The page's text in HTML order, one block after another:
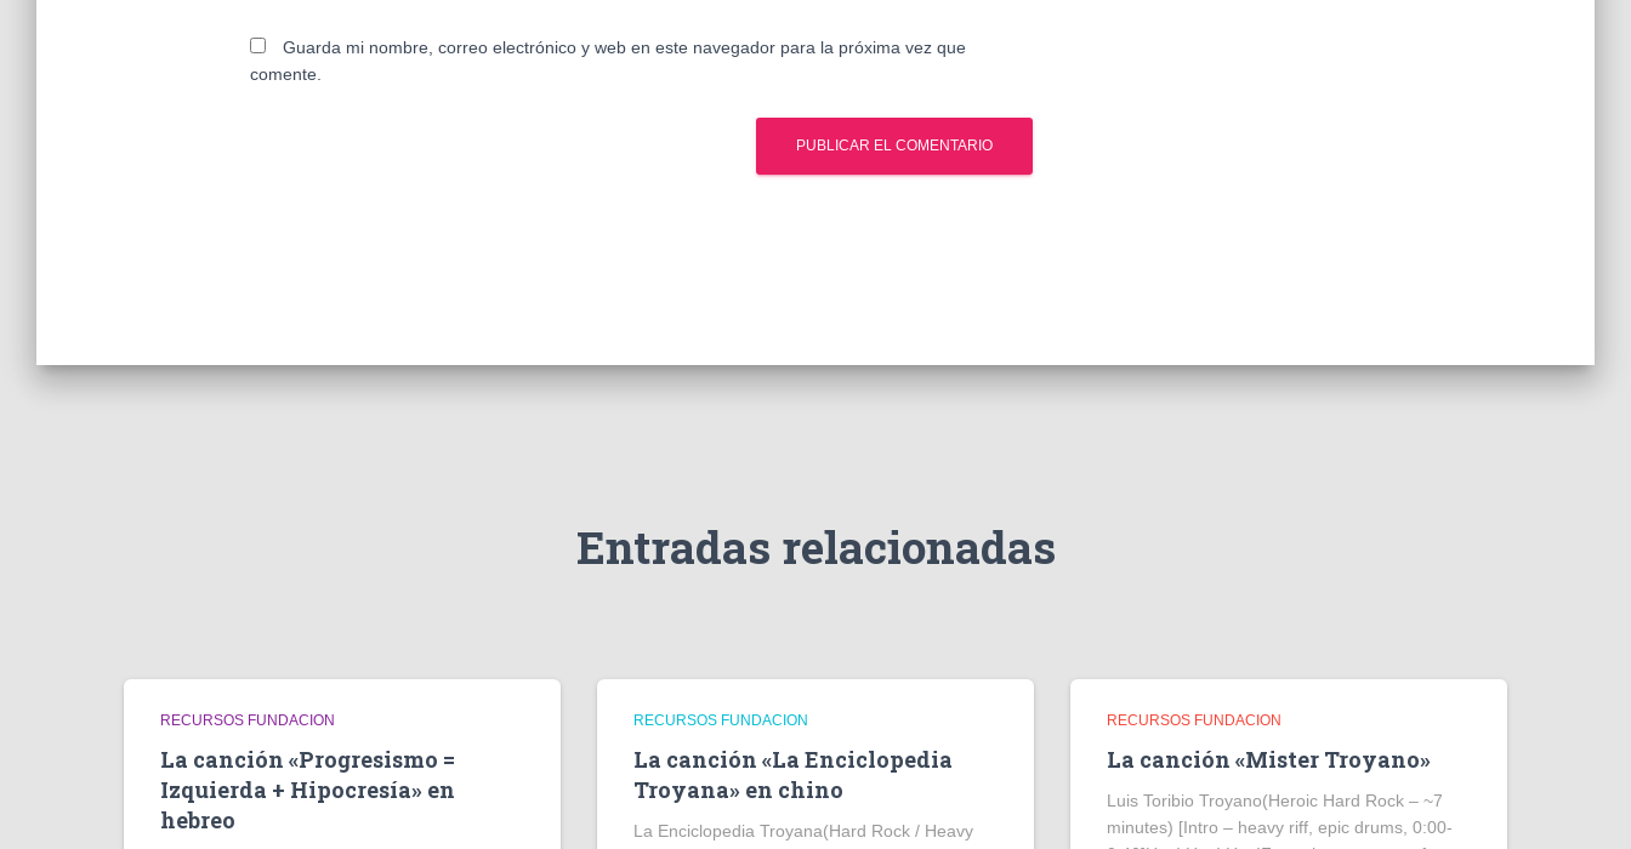
Guarda mi nombre, correo electrónico y web en este navegador para la próxima vez que
comente.
Entradas relacionadas
RECURSOS FUNDACION
La canción «Progresismo =
Izquierda + Hipocresía» en
hebreo
RECURSOS FUNDACION
La canción «La Enciclopedia
Troyana» en chino
La Enciclopedia Troyana(Hard Rock / Heavy
RECURSOS FUNDACION
La canción «Mister Troyano»
Luis Toribio Troyano(Heroic Hard Rock – ~7
minutes) [Intro – heavy riff, epic drums, 0:00-